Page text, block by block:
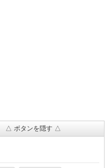
△ ボタンを隠す △